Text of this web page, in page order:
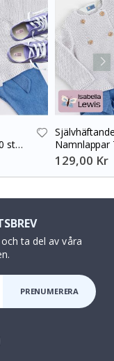
st
Namnlappar
30x13 mm
129,00 Kr
ta del av våra
PRENUMERERA